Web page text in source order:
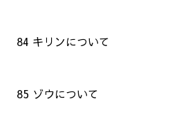
84 キリンについて
85 ゾウについて